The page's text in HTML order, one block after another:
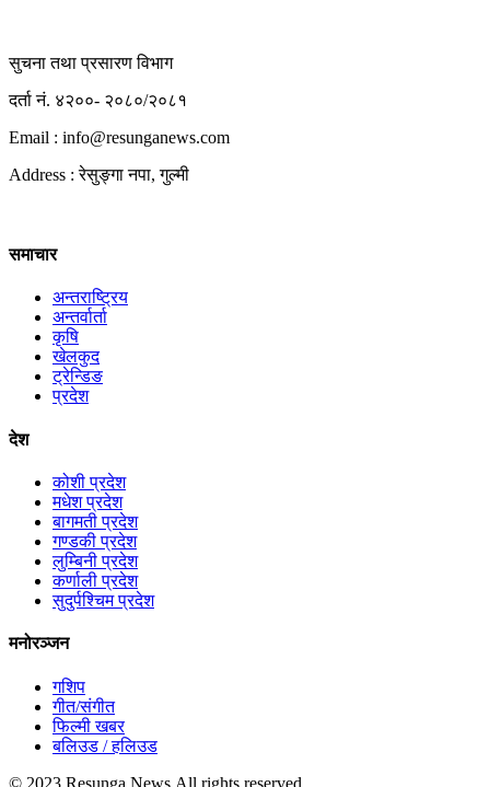
सुचना तथा प्रसारण विभाग
दर्ता नं. ४२००- २०८०/२०८१
Email : info@resunganews.com
Address : रेसुङ्गा नपा, गुल्मी
समाचार
अन्तराष्ट्रिय
अन्तर्वार्ता
कृषि
खेलकुद
ट्रेन्डिङ
प्रदेश
देश
कोशी प्रदेश
मधेश प्रदेश
बागमती प्रदेश
गण्डकी प्रदेश
लुम्बिनी प्रदेश
कर्णाली प्रदेश
सुदुर्पश्चिम प्रदेश
मनोरञ्जन
गशिप
गीत/संगीत
फिल्मी खबर
बलिउड / हलिउड
© 2023 Resunga News.All rights reserved.